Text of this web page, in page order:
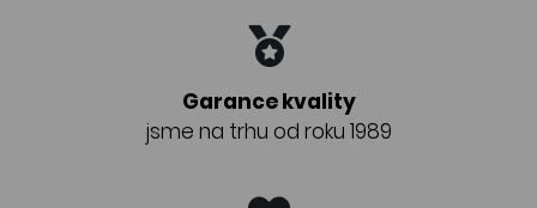
Garance kvality
jsme na trhu od roku 1989